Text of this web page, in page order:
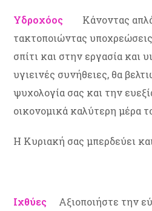
Υδροχόος Κάνοντας απλά
τακτοποιώντας
σπίτι και στην εργασία και
υγιεινές συνήθειες, θα
ψυχολογία σας και την
οικονομικά καλύτερη μέρα
Η Κυριακή σας μπερδεύει
Ιχθύες
Αξιοποιήστε την